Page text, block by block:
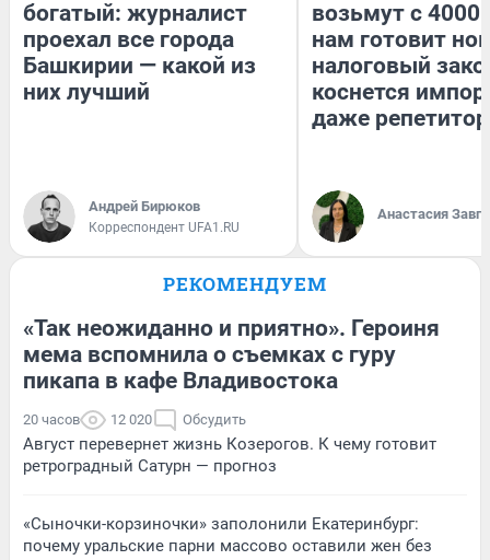
богатый: журналист
проехал все города
Башкирии — какой из
них лучший
Андрей Бирюков
Корреспондент UFA1.RU
возьмут с
нам готовит
налоговый
коснется
даже
Анастасия
РЕКОМЕНДУЕМ
«Так неожиданно и приятно». Героиня
мема вспомнила о съемках с гуру
пикапа в кафе Владивостока
20 часов 12 020 Обсудить
Август перевернет жизнь Козерогов. К чему готовит
ретроградный Сатурн — прогноз
«Сыночки-корзиночки» заполонили Екатеринбург:
почему уральские парни массово оставили жен без